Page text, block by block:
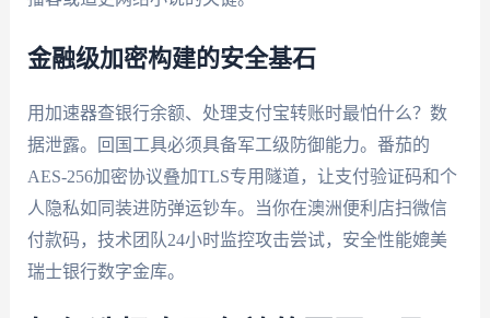
金融级加密构建的安全基石
用加速器查银行余额、处理支付宝转账时最怕什么？数
据泄露。回国工具必须具备军工级防御能力。番茄的
AES-256加密协议叠加TLS专用隧道，让支付验证码和个
人隐私如同装进防弹运钞车。当你在澳洲便利店扫微信
付款码，技术团队24小时监控攻击尝试，安全性能媲美
瑞士银行数字金库。